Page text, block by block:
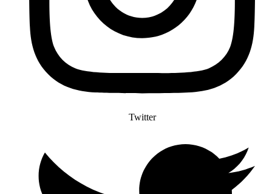
Twitter